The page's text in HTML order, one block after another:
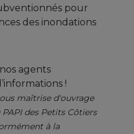
pour
des inondations
agents
!
maîtrise d'ouvrage
des Petits Côtiers
à la